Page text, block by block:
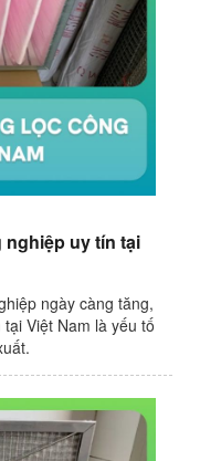
uy tín tại
ngày càng tăng,
Việt Nam là yếu tố